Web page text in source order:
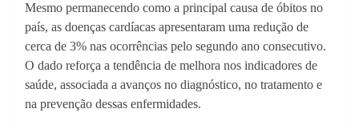
Mesmo permanecendo como a principal causa de óbitos no
país, as doenças cardíacas apresentaram uma redução de
cerca de 3% nas ocorrências pelo segundo ano consecutivo.
O dado reforça a tendência de melhora nos indicadores de
saúde, associada a avanços no diagnóstico, no tratamento e
na prevenção dessas enfermidades.